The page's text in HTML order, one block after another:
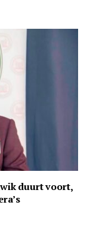
duurt voort,